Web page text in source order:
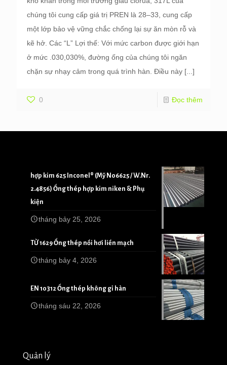
chúng tôi cung cấp giá trị PREN là 28–33, cung cấp
một lớp bảo vệ vững chắc chống lại sự ăn mòn rỗ và
kẽ hở. Các “L” Lợi thế: Với mức carbon được giới hạn
ở mức .030,030%, đường ống của chúng tôi ngăn
chặn sự nhạy cảm trong quá trình hàn. Điều này [...]
0 Đọc thêm
hợp kim 625 Inconel® (Mỹ N06625 / W.Nr.
2.4856) Ống thép hợp kim niken & Phụ
kiện
tháng bảy 25, 2026
TỪ 1629 Ống thép nồi hơi liền mạch
tháng bảy 4, 2026
EN 10312 Ống thép không gỉ hàn
tháng sáu 22, 2026
Quản lý